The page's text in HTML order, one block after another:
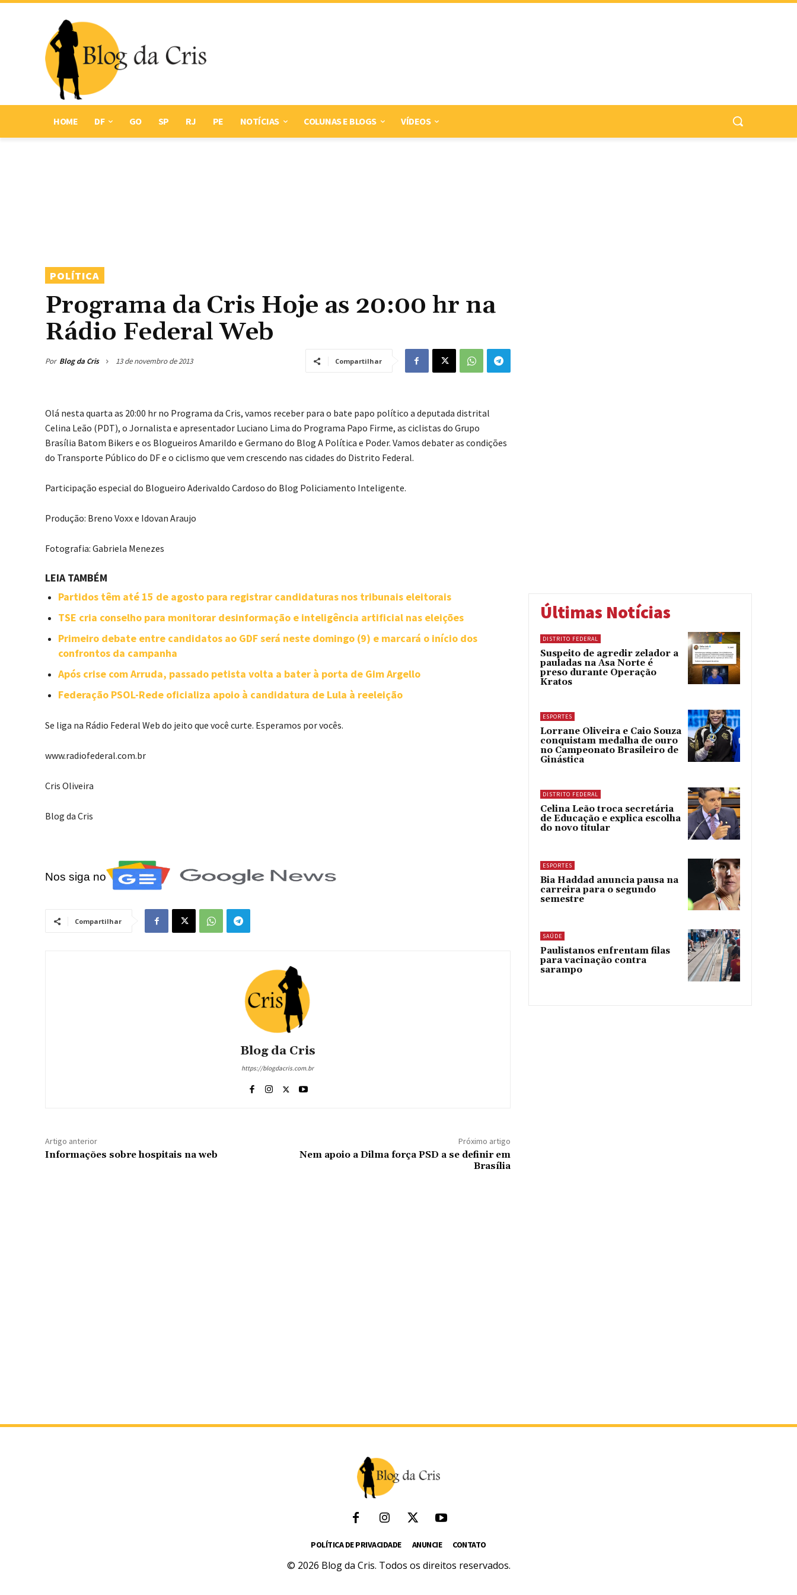
HOME DF GO SP RJ PE NOTÍCIAS COLUNAS E BLOGS VÍDEOS
POLÍTICA
Programa da Cris Hoje as 20:00 hr na
Rádio Federal Web
Por Blog da Cris 13 de novembro de 2013 Compartilhar
Olá nesta quarta as 20:00 hr no Programa da Cris, vamos receber para o bate papo político a deputada distrital
Celina Leão (PDT), o Jornalista e apresentador Luciano Lima do Programa Papo Firme, as ciclistas do Grupo
Brasília Batom Bikers e os Blogueiros Amarildo e Germano do Blog A Política e Poder. Vamos debater as condições
do Transporte Público do DF e o ciclismo que vem crescendo nas cidades do Distrito Federal.
Participação especial do Blogueiro Aderivaldo Cardoso do Blog Policiamento Inteligente.
Produção: Breno Voxx e Idovan Araujo
Fotografia: Gabriela Menezes
LEIA TAMBÉM
Partidos têm até 15 de agosto para registrar candidaturas nos tribunais eleitorais
TSE cria conselho para monitorar desinformação e inteligência artificial nas eleições
Primeiro debate entre candidatos ao GDF será neste domingo (9) e marcará o início dos
confrontos da campanha
Após crise com Arruda, passado petista volta a bater à porta de Gim Argello
Federação PSOL-Rede oficializa apoio à candidatura de Lula à reeleição
Se liga na Rádio Federal Web do jeito que você curte. Esperamos por vocês.
www.radiofederal.com.br
Cris Oliveira
Blog da Cris
Nos siga no
Compartilhar
Blog da Cris
https://blogdacris.com.br
Artigo anterior
Informações sobre hospitais na web
Próximo artigo
Nem apoio a Dilma força PSD a se definir em
Brasília
Últimas Notícias
DISTRITO FEDERAL
Suspeito de agredir zelador a
pauladas na Asa Norte é
preso durante Operação
Kratos
ESPORTES
Lorrane Oliveira e Caio Souza
conquistam medalha de ouro
no Campeonato Brasileiro de
Ginástica
DISTRITO FEDERAL
Celina Leão troca secretária
de Educação e explica escolha
do novo titular
ESPORTES
Bia Haddad anuncia pausa na
carreira para o segundo
semestre
SAÚDE
Paulistanos enfrentam filas
para vacinação contra
sarampo
POLÍTICA DE PRIVACIDADE ANUNCIE CONTATO
© 2026 Blog da Cris. Todos os direitos reservados.